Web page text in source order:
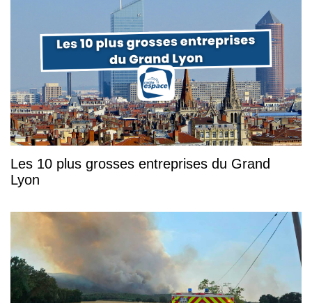
Les 10 plus grosses entreprises du Grand
Lyon